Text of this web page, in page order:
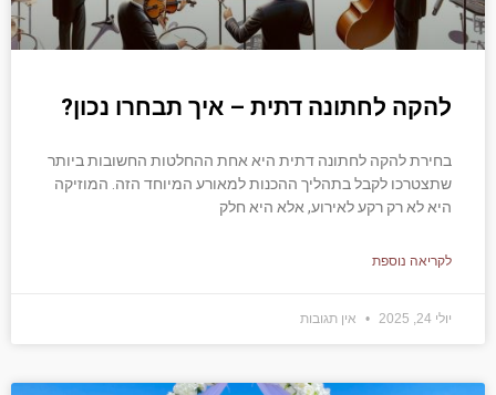
להקה לחתונה דתית – איך תבחרו נכון?
בחירת להקה לחתונה דתית היא אחת ההחלטות החשובות ביותר
שתצטרכו לקבל בתהליך ההכנות למאורע המיוחד הזה. המוזיקה
היא לא רק רקע לאירוע, אלא היא חלק
לקריאה נוספת
יולי 24, 2025 אין תגובות